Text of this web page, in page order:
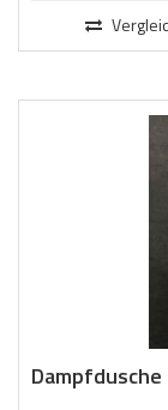
Dampfdusche